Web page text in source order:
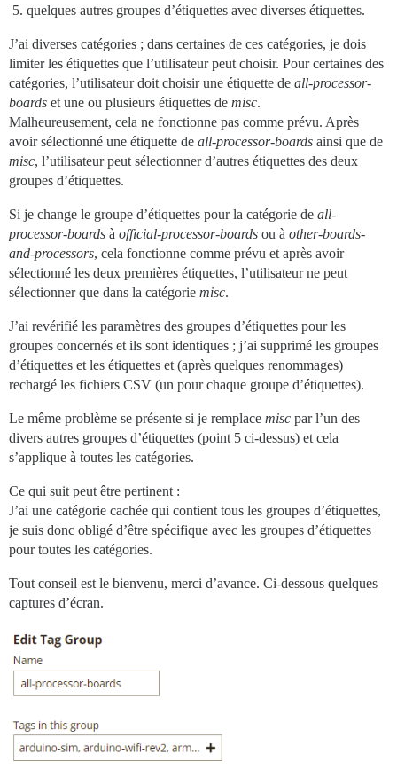
quelques autres groupes d’étiquettes avec diverses étiquettes.
J’ai diverses catégories ; dans certaines de ces catégories, je dois
limiter les étiquettes que l’utilisateur peut choisir. Pour certaines des
catégories, l’utilisateur doit choisir une étiquette de all-processor-
boards et une ou plusieurs étiquettes de misc.
Malheureusement, cela ne fonctionne pas comme prévu. Après
avoir sélectionné une étiquette de all-processor-boards ainsi que de
misc, l’utilisateur peut sélectionner d’autres étiquettes des deux
groupes d’étiquettes.
Si je change le groupe d’étiquettes pour la catégorie de all-
processor-boards à official-processor-boards ou à other-boards-
and-processors, cela fonctionne comme prévu et après avoir
sélectionné les deux premières étiquettes, l’utilisateur ne peut
sélectionner que dans la catégorie misc.
J’ai revérifié les paramètres des groupes d’étiquettes pour les
groupes concernés et ils sont identiques ; j’ai supprimé les groupes
d’étiquettes et les étiquettes et (après quelques renommages)
rechargé les fichiers CSV (un pour chaque groupe d’étiquettes).
Le même problème se présente si je remplace misc par l’un des
divers autres groupes d’étiquettes (point 5 ci-dessus) et cela
s’applique à toutes les catégories.
Ce qui suit peut être pertinent :
J’ai une catégorie cachée qui contient tous les groupes d’étiquettes,
je suis donc obligé d’être spécifique avec les groupes d’étiquettes
pour toutes les catégories.
Tout conseil est le bienvenu, merci d’avance. Ci-dessous quelques
captures d’écran.